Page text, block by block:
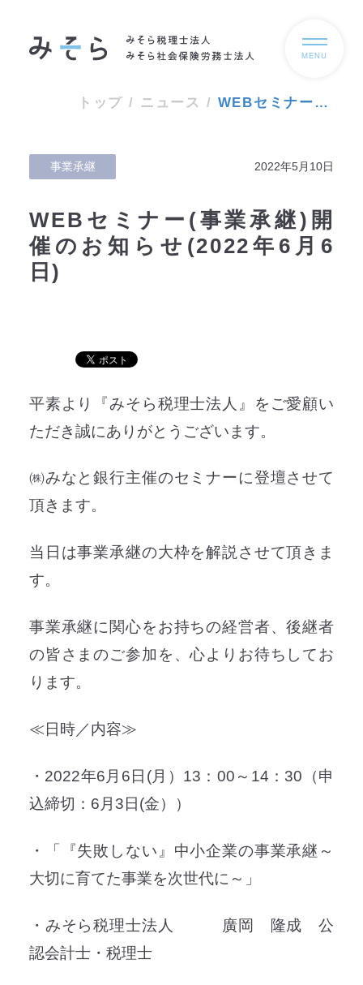
MENU
トップ / ニュース / WEBセミナー(事業承継)開催のお知らせ(2022年6月6日)
事業承継 2022年5月10日
WEBセミナー(事業承継)開
催のお知らせ(2022年6月6
日)
平素より『みそら税理士法人』をご愛顧い
ただき誠にありがとうございます。
㈱みなと銀行主催のセミナーに登壇させて
頂きます。
当日は事業承継の大枠を解説させて頂きま
す。
事業承継に関心をお持ちの経営者、後継者
の皆さまのご参加を、心よりお待ちしてお
ります。
≪日時／内容≫
・2022年6月6日(月）13：00～14：30（申
込締切：6月3日(金））
・「『失敗しない』中小企業の事業承継～
大切に育てた事業を次世代に～」
・みそら税理士法人 廣岡 隆成 公
認会計士・税理士